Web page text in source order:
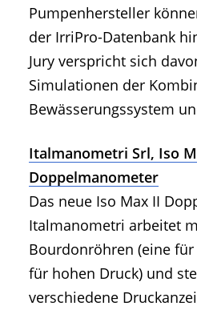
Pumpenhersteller
der IrriPro-Datenbank
Jury verspricht sich
Simulationen der
Bewässerungssystem
Italmanometri Srl, Iso
Doppelmanometer
Das neue Iso Max II
Italmanometri arbeitet
Bourdonröhren (eine
für hohen Druck) und
verschiedene